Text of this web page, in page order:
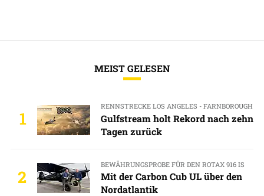
MEIST GELESEN
1
RENNSTRECKE LOS ANGELES - FARNBOROUGH
Gulfstream holt Rekord nach zehn
Tagen zurück
2
BEWÄHRUNGSPROBE FÜR DEN ROTAX 916 IS
Mit der Carbon Cub UL über den
Nordatlantik